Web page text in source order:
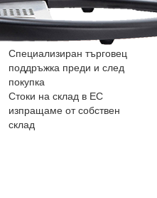
Специализиран търговец
поддръжка преди и след
покупка
Стоки на склад в ЕС
изпращаме от собствен
склад